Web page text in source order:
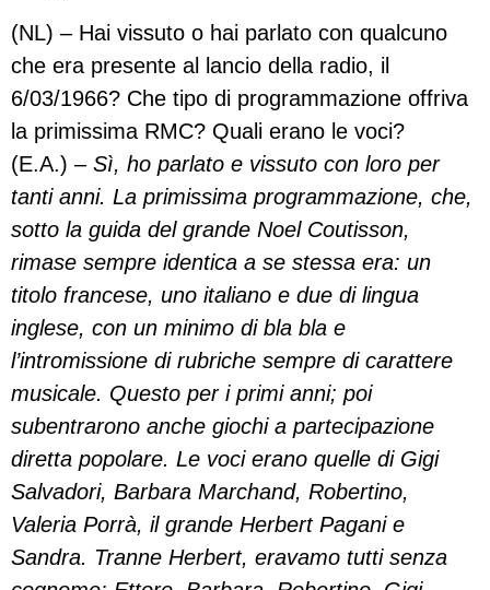
(NL) – Hai vissuto o hai parlato con qualcuno
che era presente al lancio della radio, il
6/03/1966? Che tipo di programmazione offriva
la primissima RMC? Quali erano le voci?
(E.A.) –Sì, ho parlato e vissuto con loro per
tanti anni. La primissima programmazione, che,
sotto la guida del grande Noel Coutisson,
rimase sempre identica a se stessa era: un
titolo francese, uno italiano e due di lingua
inglese, con un minimo di bla bla e
l’intromissione di rubriche sempre di carattere
musicale. Questo per i primi anni; poi
subentrarono anche giochi a partecipazione
diretta popolare. Le voci erano quelle di Gigi
Salvadori, Barbara Marchand, Robertino,
Valeria Porrà, il grande Herbert Pagani e
Sandra. Tranne Herbert, eravamo tutti senza